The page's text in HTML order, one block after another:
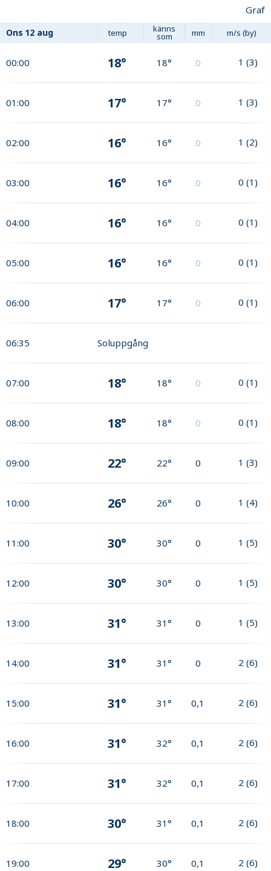
Graf
Ons 12 aug temp känns
som mm m/s (by)
00:00 18° 18° 0 1 (3)
01:00 17° 17° 0 1 (3)
02:00 16° 16° 0 1 (2)
03:00 16° 16° 0 0 (1)
04:00 16° 16° 0 0 (1)
05:00 16° 16° 0 0 (1)
06:00 17° 17° 0 0 (1)
06:35 Soluppgång
07:00 18° 18° 0 0 (1)
08:00 18° 18° 0 0 (1)
09:00 22° 22° 0 1 (3)
10:00 26° 26° 0 1 (4)
11:00 30° 30° 0 1 (5)
12:00 30° 30° 0 1 (5)
13:00 31° 31° 0 1 (5)
14:00 31° 31° 0 2 (6)
15:00 31° 31° 0,1 2 (6)
16:00 31° 32° 0,1 2 (6)
17:00 31° 32° 0,1 2 (6)
18:00 30° 31° 0,1 2 (6)
19:00 29° 30° 0,1 2 (6)